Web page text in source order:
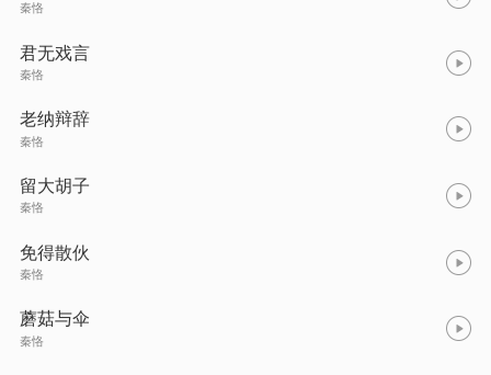
秦恪
君无戏言
秦恪
老纳辩辞
秦恪
留大胡子
秦恪
免得散伙
秦恪
蘑菇与伞
秦恪